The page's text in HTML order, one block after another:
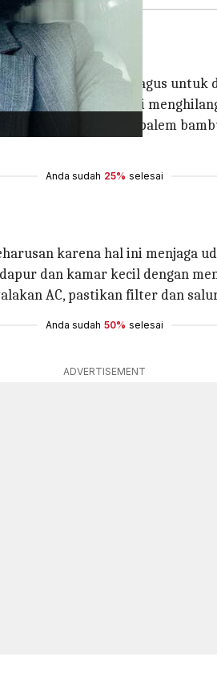
tambahan yang bagus
ilmiah, tanaman ini
ivy Inggris, ficus, palem
Anda sudah 25% selesai
karena hal ini menjaga
dan kamar kecil dengan
AC, pastikan filter dan
Anda sudah 50% selesai
ADVERTISEMENT